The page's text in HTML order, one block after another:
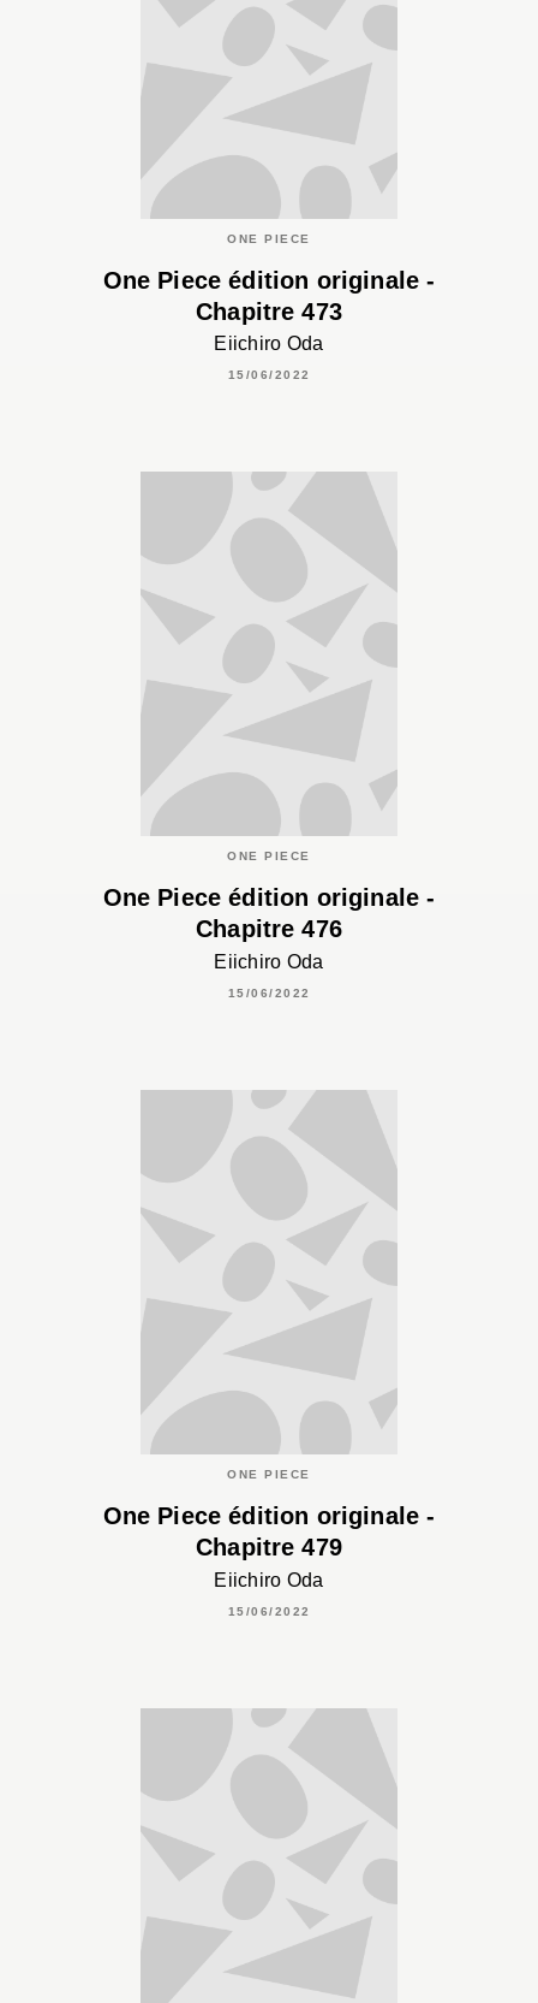
ONE PIECE
One Piece édition originale -
Chapitre 473
Eiichiro Oda
15/06/2022
ONE PIECE
One Piece édition originale -
Chapitre 476
Eiichiro Oda
15/06/2022
ONE PIECE
One Piece édition originale -
Chapitre 479
Eiichiro Oda
15/06/2022